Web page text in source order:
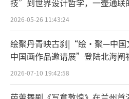
中结百年之好。令人唏嘘
公主的玉女竟不再认得前
念旧盟，便在八月十五
掳走，以期再续前缘。如
夜的灾难，其实是百花羞
技”到世界设计哲学，一壶通联
宇宙
2026-05-26 11:43:24
绘聚丹青映古刹|“绘·聚—中国
中国画作品邀请展”登陆北海阐
2026-07-10 19:42:58